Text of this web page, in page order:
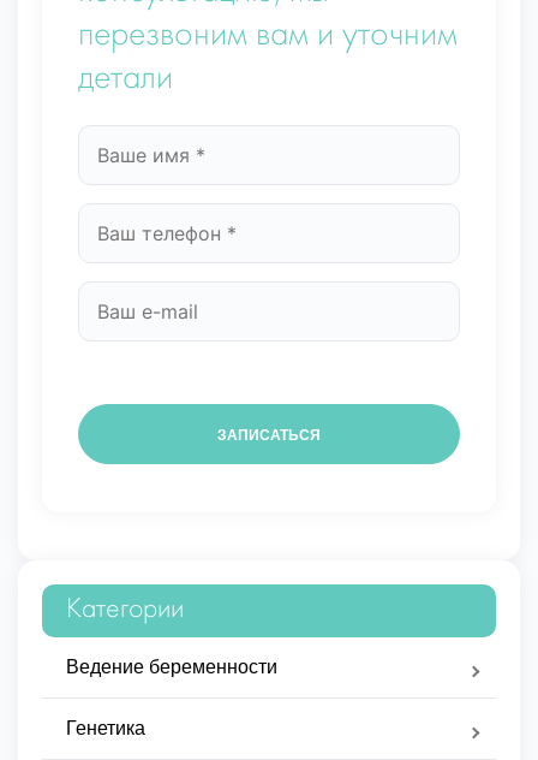
перезвоним вам и уточним
детали
Категории
Ведение беременности
Генетика